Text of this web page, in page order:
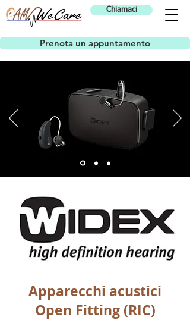
Chiamaci
Prenota un appuntamento
Apparecchi acustici
Open Fitting (RIC)